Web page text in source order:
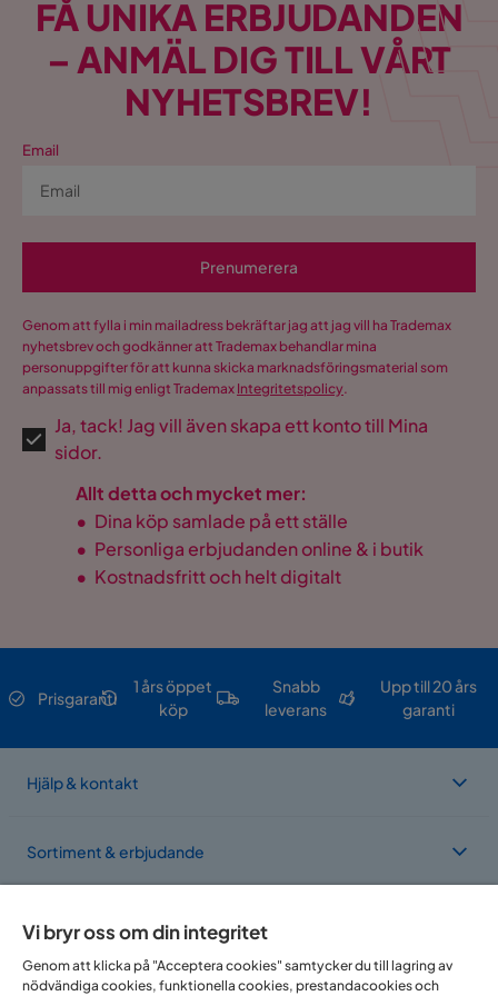
FÅ UNIKA ERBJUDANDEN
– ANMÄL DIG TILL VÅRT
NYHETSBREV!
Email
Prenumerera
Genom att fylla i min mailadress bekräftar jag att jag vill ha Trademax
nyhetsbrev och godkänner att Trademax behandlar mina
personuppgifter för att kunna skicka marknadsföringsmaterial som
anpassats till mig enligt Trademax Integritetspolicy.
Ja, tack! Jag vill även skapa ett konto till Mina
sidor.
Allt detta och mycket mer:
• Dina köp samlade på ett ställe
• Personliga erbjudanden online & i butik
• Kostnadsfritt och helt digitalt
Prisgaranti
1 års öppet
köp
Snabb
leverans
Upp till 20 års
garanti
Hjälp & kontakt
Sortiment & erbjudande
Vi bryr oss om din integritet
Genom att klicka på "Acceptera cookies" samtycker du till lagring av
nödvändiga cookies, funktionella cookies, prestandacookies och